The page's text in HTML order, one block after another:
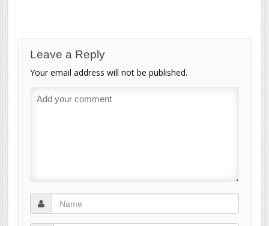
Leave a Reply
Your email address will not be published.